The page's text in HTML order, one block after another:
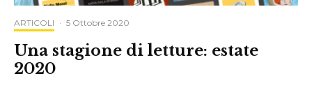
ARTICOLI · 5 Ottobre 2020
Una stagione di letture: estate
2020